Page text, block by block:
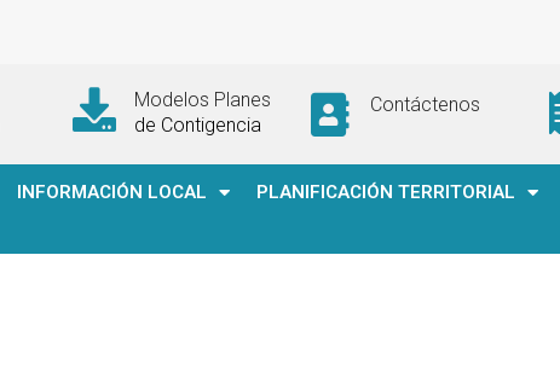
Modelos Planes
de Contigencia
Contáctenos
INFORMACIÓN LOCAL PLANIFICACIÓN TERRITORIAL